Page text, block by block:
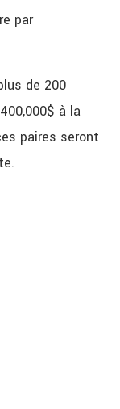
par
de 200
à la
paires seront